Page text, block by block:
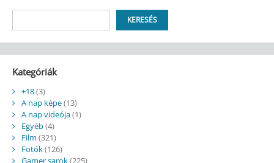
KERESÉS
Kategóriák
+18(3)
A nap képe(13)
A nap videója(1)
Egyéb(4)
Film (321)
Fotók(126)
Gamer sarok(225)